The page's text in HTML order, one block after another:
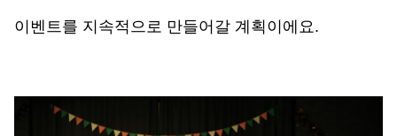
이벤트를 지속적으로 만들어갈 계획이에요.